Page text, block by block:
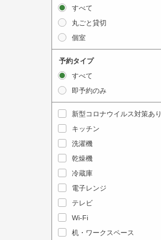
c
t
w
i
t
h
c
a
l
n
d
a
r
a
n
r
a
c
w
i
t
h
t
h
c
a
l
e
n
d
すべて
丸ごと貸切
個室
予約タイプ
すべて
即予約のみ
新型コロナウイルス対策あり
キッチン
洗濯機
乾燥機
冷蔵庫
電子レンジ
テレビ
Wi-Fi
机・ワークスペース